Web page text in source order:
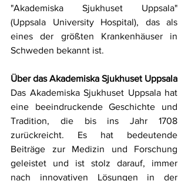
"Akademiska Sjukhuset Uppsala"
(Uppsala University Hospital), das als
eines der größten Krankenhäuser in
Schweden bekannt ist.
Über das Akademiska Sjukhuset Uppsala
Das Akademiska Sjukhuset Uppsala hat
eine beeindruckende Geschichte und
Tradition, die bis ins Jahr 1708
zurückreicht. Es hat bedeutende
Beiträge zur Medizin und Forschung
geleistet und ist stolz darauf, immer
nach innovativen Lösungen in der